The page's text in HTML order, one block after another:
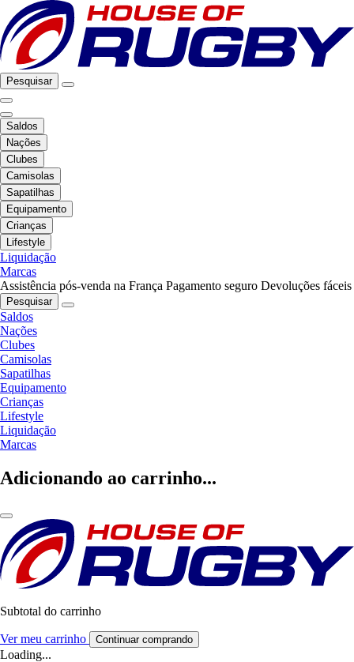
Pesquisar
Saldos
Nações
Clubes
Camisolas
Sapatilhas
Equipamento
Crianças
Lifestyle
Liquidação
Marcas
Assistência pós-venda na França Pagamento seguro Devoluções fáceis
Pesquisar
Saldos
Nações
Clubes
Camisolas
Sapatilhas
Equipamento
Crianças
Lifestyle
Liquidação
Marcas
Adicionando ao carrinho...
Subtotal do carrinho
Ver meu carrinho Continuar comprando
Loading...